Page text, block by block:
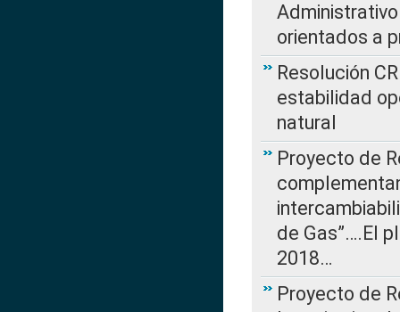
orientados a
Resolución
estabilidad
natural
Proyecto de
de Gas”….El
2018…
Proyecto de